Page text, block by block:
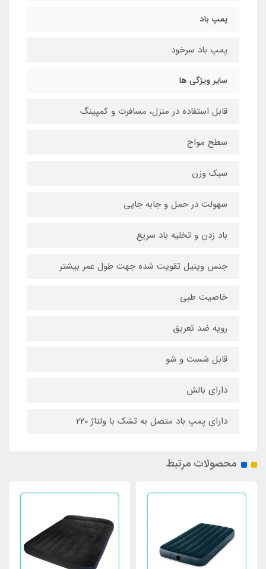
پمپ باد
پمپ باد سرخود
سایر ویژگی ها
قابل استفاده در منزل، مسافرت و کمپینگ
سطح مواج
سبک وزن
سهولت در حمل و جابه جایی
باد زدن و تخلیه باد سریع
جنس وینیل تقویت شده جهت طول عمر بیشتر
خاصیت طبی
رویه ضد تعریق
قابل شست و شو
دارای بالش
دارای پمپ باد متصل به تشک با ولتاژ 220
محصولات مرتبط